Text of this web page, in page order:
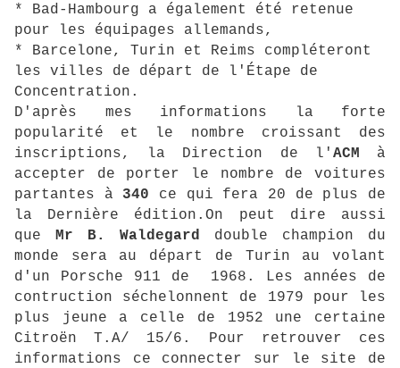
* Bad-Hambourg a également été retenue
pour les équipages allemands,
* Barcelone, Turin et Reims compléteront
les villes de départ de l'Étape de
Concentration.
D'après mes informations la forte
popularité et le nombre croissant des
inscriptions, la Direction de l' ACM à
accepter de porter le nombre de voitures
partantes à 340 ce qui fera 20 de plus de
la Dernière édition.On peut dire aussi
que Mr B. Waldegard double champion du
monde sera au départ de Turin au volant
d'un Porsche 911 de 1968. Les années de
contruction séchelonnent de 1979 pour les
plus jeune a celle de 1952 une certaine
Citroën T.A/ 15/6. Pour retrouver ces
informations ce connecter sur le site de